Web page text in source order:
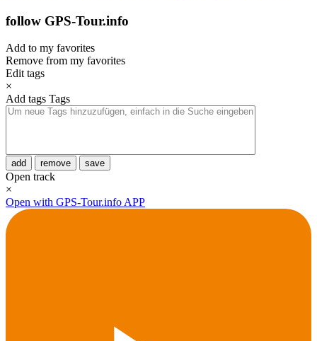
follow GPS-Tour.info
Add to my favorites
Remove from my favorites
Edit tags
×
Add tags Tags
add remove save
Open track
×
Open with GPS-Tour.info APP